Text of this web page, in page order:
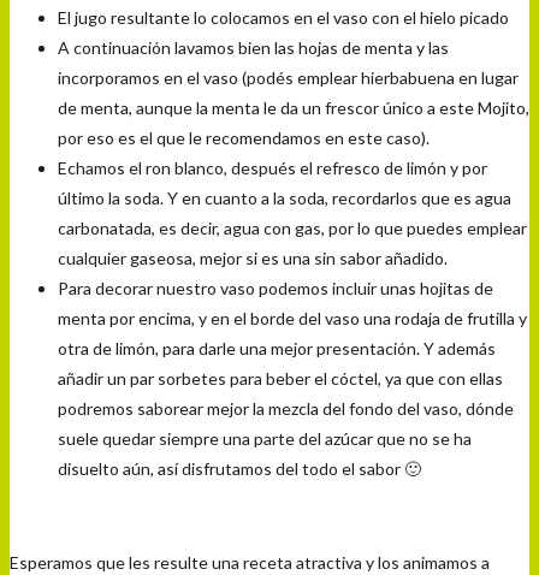
El jugo resultante lo colocamos en el vaso con el hielo picado
A continuación lavamos bien las hojas de menta y las
incorporamos en el vaso (podés emplear hierbabuena en lugar
de menta, aunque la menta le da un frescor único a este Mojito,
por eso es el que le recomendamos en este caso).
Echamos el ron blanco, después el refresco de limón y por
último la soda. Y en cuanto a la soda, recordarlos que es agua
carbonatada, es decir, agua con gas, por lo que puedes emplear
cualquier gaseosa, mejor si es una sin sabor añadido.
Para decorar nuestro vaso podemos incluir unas hojitas de
menta por encima, y en el borde del vaso una rodaja de frutilla y
otra de limón, para darle una mejor presentación. Y además
añadir un par sorbetes para beber el cóctel, ya que con ellas
podremos saborear mejor la mezcla del fondo del vaso, dónde
suele quedar siempre una parte del azúcar que no se ha
disuelto aún, así disfrutamos del todo el sabor 🙂
Esperamos que les resulte una receta atractiva y los animamos a